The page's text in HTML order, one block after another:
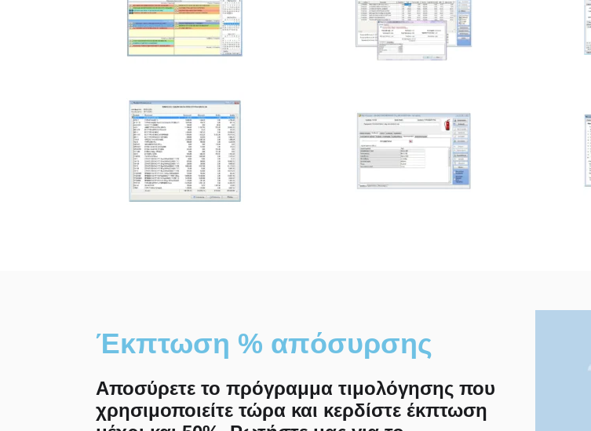
Έκπτωση % απόσυρσης
Αποσύρετε το πρόγραμμα τιμολόγησης που
χρησιμοποιείτε τώρα και κερδίστε έκπτωση